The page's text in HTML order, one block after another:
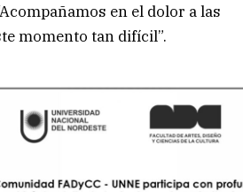
en el dolor a las
momento tan difícil”.